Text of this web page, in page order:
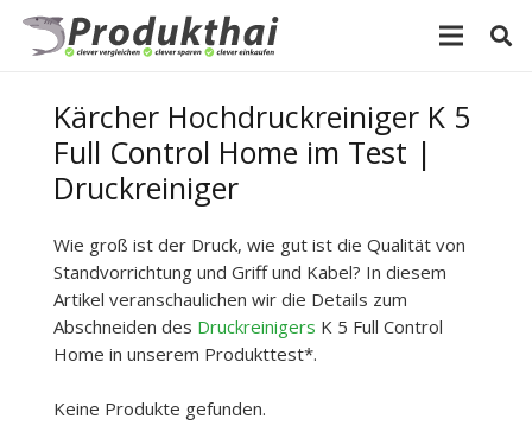
Kärcher Hochdruckreiniger K 5
Full Control Home im Test |
Druckreiniger
Wie groß ist der Druck, wie gut ist die Qualität von
Standvorrichtung und Griff und Kabel? In diesem
Artikel veranschaulichen wir die Details zum
Abschneiden des Druckreinigers K 5 Full Control
Home in unserem Produkttest*.
Keine Produkte gefunden.